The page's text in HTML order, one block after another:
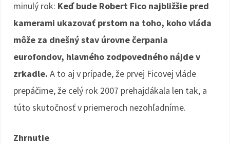
minulý rok: Keď bude Robert Fico najbližšie pred
kamerami ukazovať prstom na toho, koho vláda
môže za dnešný stav úrovne čerpania
eurofondov, hlavného zodpovedného nájde v
zrkadle. A to aj v prípade, že prvej Ficovej vláde
prepáčime, že celý rok 2007 prehajdákala len tak, a
túto skutočnosť v priemeroch nezohľadníme.
Zhrnutie